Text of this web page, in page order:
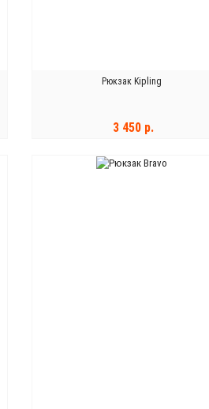
Рюкзак Kipling
3 450 р.
В КОРЗИНУ